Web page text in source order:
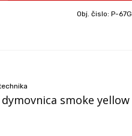
Obj. čislo:P-67G
smoke yellow